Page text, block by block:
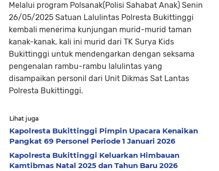
Melalui program Polsanak(Polisi Sahabat Anak) Senin
26/05/2025 Satuan Lalulintas Polresta Bukittinggi
kembali menerima kunjungan murid-murid taman
kanak-kanak, kali ini murid dari TK Surya Kids
Bukittinggi untuk mendengarkan dengan seksama
pengenalan rambu-rambu lalulintas yang
disampaikan personil dari Unit Dikmas Sat Lantas
Polresta Bukittinggi.
Lihat juga
Kapolresta Bukittinggi Pimpin Upacara Kenaikan
Pangkat 69 Personel Periode 1 Januari 2026
Kapolresta Bukittinggi Keluarkan Himbauan
Kamtibmas Natal 2025 dan Tahun Baru 2026